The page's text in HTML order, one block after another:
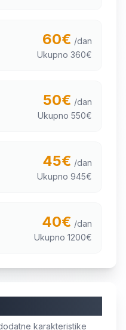
60€ /dan
Ukupno 360€
50€ /dan
Ukupno 550€
45€ /dan
Ukupno 945€
40€ /dan
Ukupno 1200€
karakteristike